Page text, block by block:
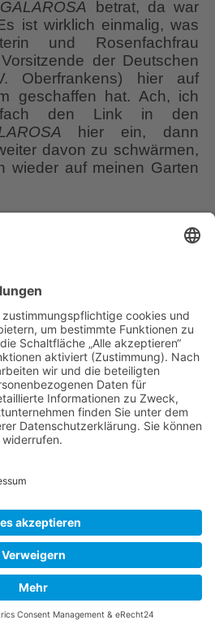
GALAROSA betrat, da war
ist wirklich einmalig, was
und Rosenfachfrau
der Deutschen
Oberfrankens) hier auf
geschaffen hat. Ach, ich
den Link in den
hier ein, dann
davon zu schwärmen,
wieder auf meinen Garten
war, erwarb ich
Verlosung zum 2 jährigen
Und was soll ich
kamen Jeannetteund
Besuch zu mir
dabei gleich die
lieben Dank noch einmal
Wochenendeliebe
.